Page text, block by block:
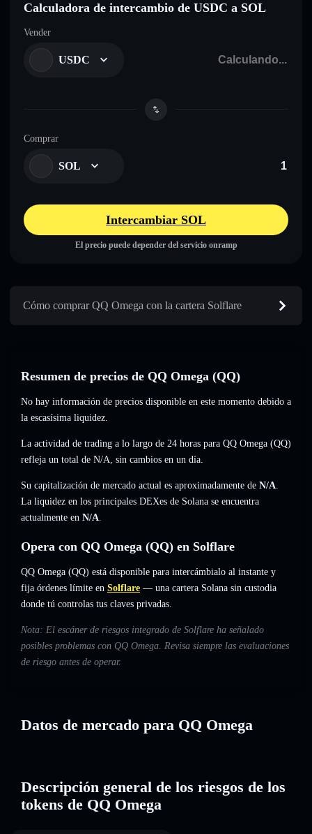
Calculadora de intercambio de USDC a SOL
Vender
USDC
Comprar
SOL
Intercambiar SOL
El precio puede depender del servicio onramp
Cómo comprar QQ Omega con la cartera Solflare
Resumen de precios de QQ Omega (QQ)
No hay información de precios disponible en este momento debido a
la escasísima liquidez.
La actividad de trading a lo largo de 24 horas para QQ Omega (QQ)
refleja un total de N/A, sin cambios en un día.
Su capitalización de mercado actual es aproximadamente de N/A.
La liquidez en los principales DEXes de Solana se encuentra
actualmente en N/A.
Opera con QQ Omega (QQ) en Solflare
QQ Omega (QQ) está disponible para intercámbialo al instante y
fija órdenes límite en Solflare — una cartera Solana sin custodia
donde tú controlas tus claves privadas.
Nota: El escáner de riesgos integrado de Solflare ha señalado
posibles problemas con QQ Omega. Revisa siempre las evaluaciones
de riesgo antes de operar.
Datos de mercado para QQ Omega
Descripción general de los riesgos de los
tokens de QQ Omega